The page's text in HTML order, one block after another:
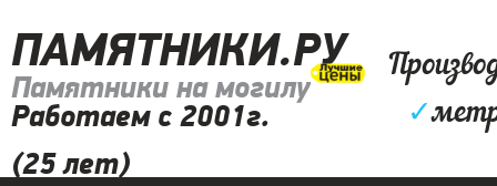
ПАМЯТНИКИ.РУ
Памятники на могилу
Работаем с 2001г.
(25 лет)
✓